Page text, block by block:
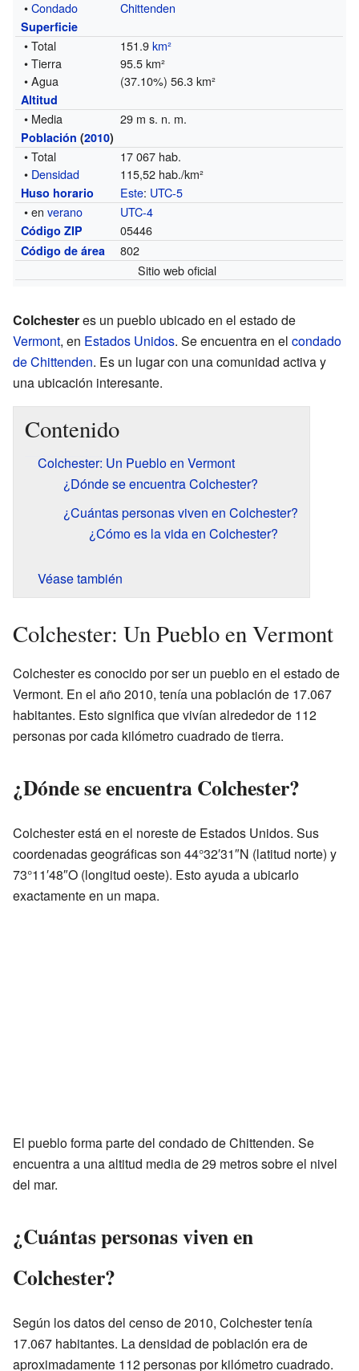
•Condado Chittenden
Superficie
• Total 151.9km²
• Tierra
95.5 km²
• Agua
(37.10%) 56.3 km²
Altitud
• Media 29 m s. n. m.
Población (2010)
• Total
17 067 hab.
• Densidad 115,52 hab./km²
Huso horario Este: UTC-5
• enverano UTC-4
Código ZIP 05446
Código de área
802
Sitio web oficial
Colchesteres un pueblo ubicado en el estado de
Vermont, en Estados Unidos. Se encuentra en el condado
de Chittenden. Es un lugar con una comunidad activa y
una ubicación interesante.
Contenido
Colchester: Un Pueblo en Vermont
¿Dónde se encuentra Colchester?
¿Cuántas personas viven en Colchester?
¿Cómo es la vida en Colchester?
Véase también
Colchester: Un Pueblo en Vermont
Colchester es conocido por ser un pueblo en el estado de
Vermont. En el año 2010, tenía una población de 17.067
habitantes. Esto significa que vivían alrededor de 112
personas por cada kilómetro cuadrado de tierra.
¿Dónde se encuentra Colchester?
Colchester está en el noreste de Estados Unidos. Sus
coordenadas geográficas son 44°32′31″N (latitud norte) y
73°11′48″O (longitud oeste). Esto ayuda a ubicarlo
exactamente en un mapa.
El pueblo forma parte del condado de Chittenden. Se
encuentra a una altitud media de 29 metros sobre el nivel
del mar.
¿Cuántas personas viven en
Colchester?
Según los datos del censo de 2010, Colchester tenía
17.067 habitantes. La densidad de población era de
aproximadamente 112 personas por kilómetro cuadrado.